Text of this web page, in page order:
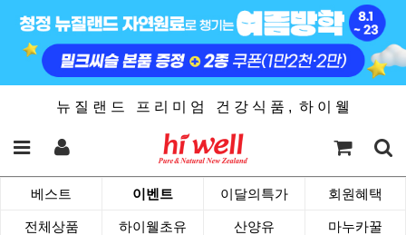
뉴 질 랜 드 프 리 미 엄 건 강 식 품 , 하 이 웰
베스트 이벤트 이달의특가 회원혜택
전체상품 하이웰초유 산양유 마누카꿀